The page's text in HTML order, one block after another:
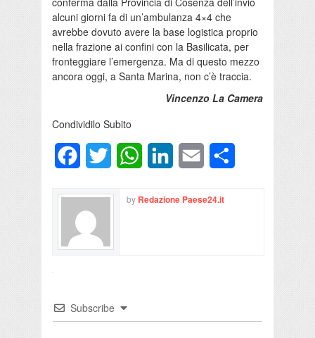
alcuni giorni fa di un’ambulanza 4×4 che
avrebbe dovuto avere la base logistica proprio
nella frazione ai confini con la Basilicata, per
fronteggiare l’emergenza. Ma di questo mezzo
ancora oggi, a Santa Marina, non c’è traccia.
Vincenzo La Camera
Condividilo Subito
FacebookTwitter WhatsAppLinkedInEmail
by Redazione Paese24.it
Subscribe